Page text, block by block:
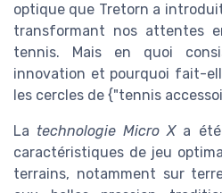
optique que Tretorn a
transformant nos attentes
tennis. Mais en quoi
innovation et pourquoi fait-
les cercles de {"tennis
La technologie Micro Xa été
caractéristiques de jeu
terrains, notamment sur